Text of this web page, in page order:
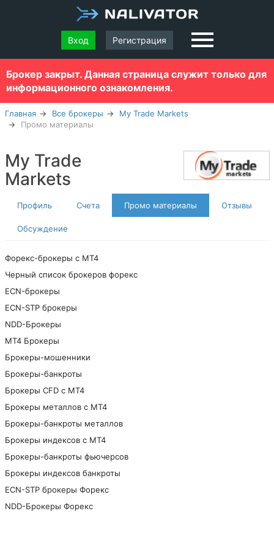
Вход Регистрация
Брокер закрыт. Данная страница служит только для
информационного ознакомления.
Главная Все брокеры
My Trade Markets
Промо материалы
My Trade
Markets
Профиль Счета Промо материалы Отзывы
Обсуждение
Форекс-брокеры с MT4
Черный список брокеров форекс
ECN-брокеры
ECN-STP брокеры
NDD-Брокеры
МТ4 Брокеры
Брокеры-мошенники
Брокеры-банкроты
Брокеры CFD с МТ4
Брокеры металлов с МТ4
Брокеры-банкроты металлов
Брокеры индексов с МТ4
Брокеры-банкроты фьючерсов
Брокеры индексов банкроты
ECN-STP брокеры Форекс
NDD-Брокеры Форекс